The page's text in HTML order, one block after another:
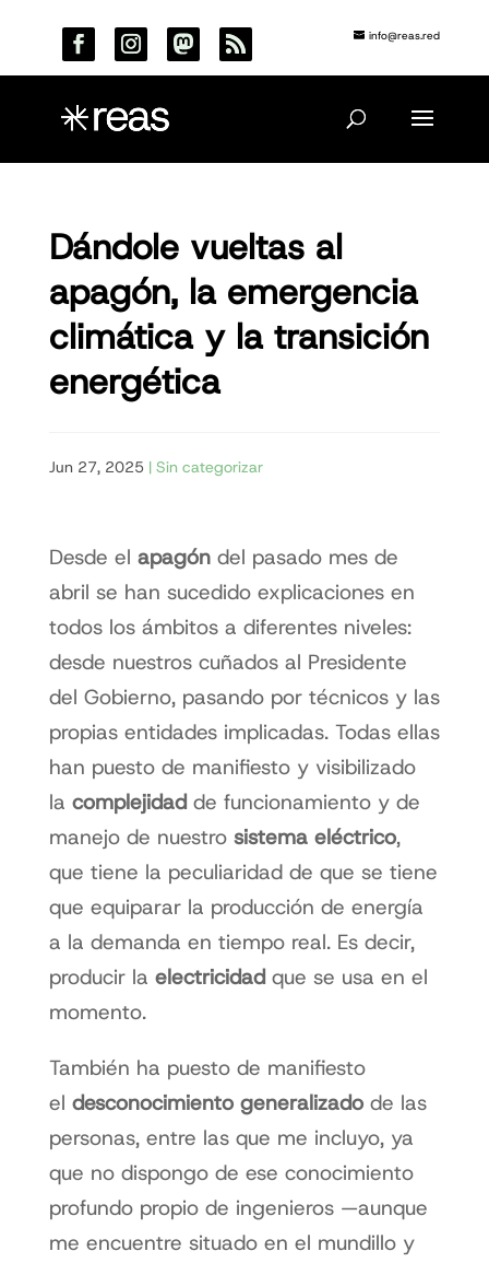
info@reas.red
Dándole vueltas al
apagón, la emergencia
climática y la transición
energética
Jun 27, 2025| Sin categorizar
Desde el apagóndel pasado mes de
abril se han sucedido explicaciones en
todos los ámbitos a diferentes niveles:
desde nuestros cuñados al Presidente
del Gobierno, pasando por técnicos y las
propias entidades implicadas. Todas ellas
han puesto de manifiesto y visibilizado
la complejidadde funcionamiento y de
manejo de nuestro sistema eléctrico,
que tiene la peculiaridad de que se tiene
que equiparar la producción de energía
a la demanda en tiempo real. Es decir,
producir la electricidadque se usa en el
momento.
También ha puesto de manifiesto
el desconocimiento generalizadode las
personas, entre las que me incluyo, ya
que no dispongo de ese conocimiento
profundo propio de ingenieros —aunque
me encuentre situado en el mundillo y